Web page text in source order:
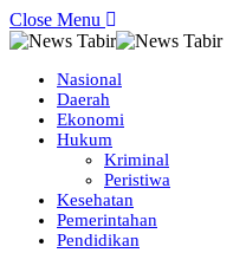
Close Menu
Nasional
Daerah
Ekonomi
Hukum
Kriminal
Peristiwa
Kesehatan
Pemerintahan
Pendidikan